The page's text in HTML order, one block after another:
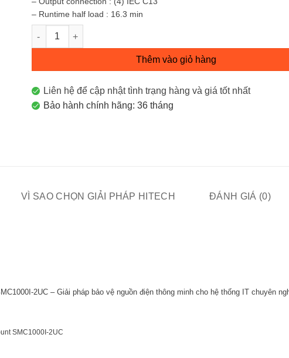
– Runtime half load : 16.3 min
APC Smart-UPS C 1000VA 2U Rack mountable LCD 230V with
Thêm vào giỏ hàng
Liên hệ để cập nhật tình trạng hàng và giá tốt nhất
Bảo hành chính hãng: 36 tháng
VÌ SAO CHỌN GIẢI PHÁP HITECH ĐÁNH GIÁ (0)
2UC – Giải pháp bảo vệ nguồn điện thông minh cho hệ thống IT chuyên
SMC1000I-2UC